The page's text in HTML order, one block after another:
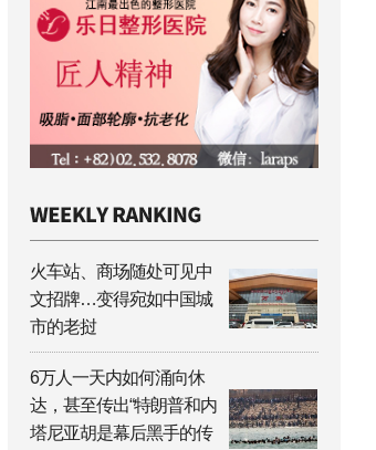
火车站、商场随处可见中
文招牌…变得宛如中国城
市的老挝
6万人一天内如何涌向休
达，甚至传出“特朗普和内
塔尼亚胡是幕后黑手的传